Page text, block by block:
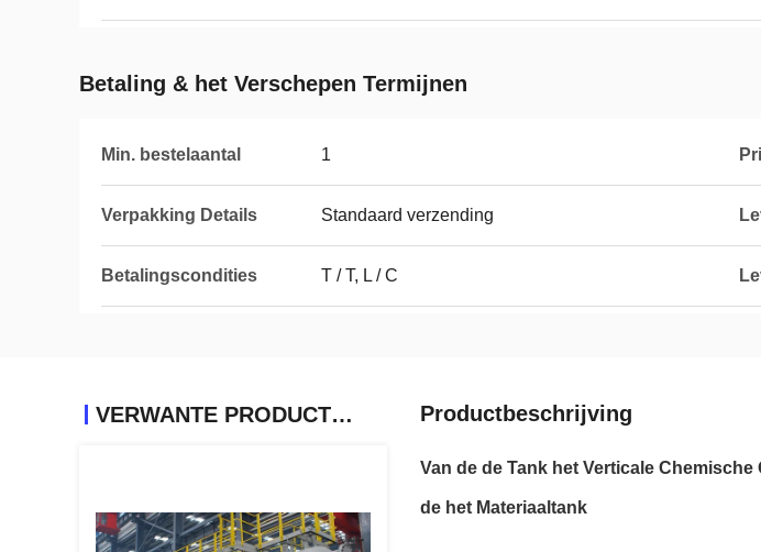
Betaling & het Verschepen Termijnen
Min. bestelaantal 1
Verpakking Details Standaard verzending
Betalingscondities T / T, L / C
VERWANTE PRODUCTEN Productbeschrijving
Van de de Tank het Verticale
de het Materiaaltank